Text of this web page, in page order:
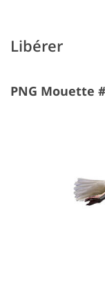
Libérer
PNG Mouette